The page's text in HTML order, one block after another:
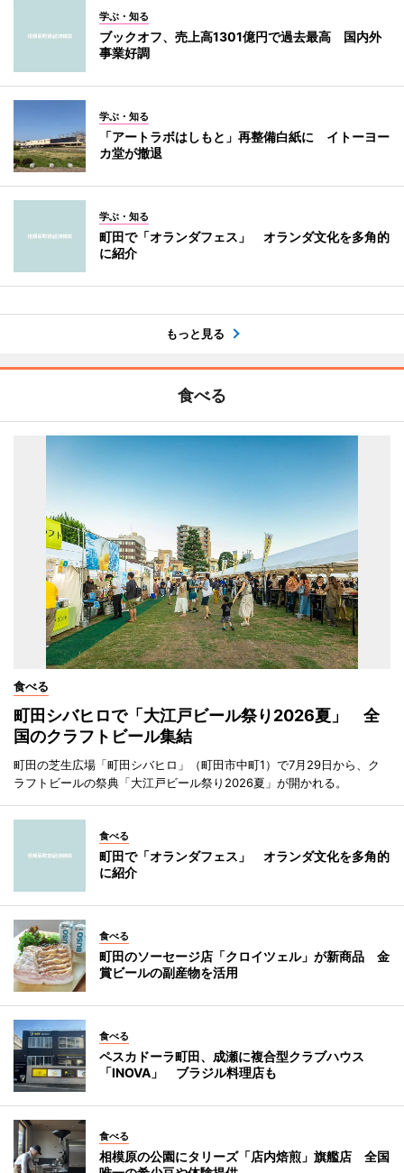
学ぶ・知る
ブックオフ、売上高1301億円で過去最高 国内外
事業好調
学ぶ・知る
「アートラボはしもと」再整備白紙に イトーヨー
カ堂が撤退
学ぶ・知る
町田で「オランダフェス」 オランダ文化を多角的
に紹介
もっと見る
食べる
食べる
町田シバヒロで「大江戸ビール祭り2026夏」 全
国のクラフトビール集結
町田の芝生広場「町田シバヒロ」（町田市中町1）で7月29日から、ク
ラフトビールの祭典「大江戸ビール祭り2026夏」が開かれる。
食べる
町田で「オランダフェス」 オランダ文化を多角的
に紹介
食べる
町田のソーセージ店「クロイツェル」が新商品 金
賞ビールの副産物を活用
食べる
ペスカドーラ町田、成瀬に複合型クラブハウス
「INOVA」 ブラジル料理店も
食べる
相模原の公園にタリーズ「店内焙煎」旗艦店 全国